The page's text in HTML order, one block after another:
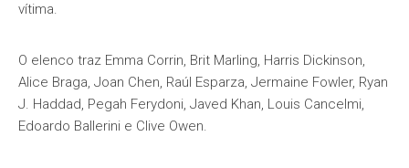
vítima.
O elenco traz Emma Corrin, Brit Marling, Harris Dickinson,
Alice Braga, Joan Chen, Raúl Esparza, Jermaine Fowler, Ryan
J. Haddad, Pegah Ferydoni, Javed Khan, Louis Cancelmi,
Edoardo Ballerini e Clive Owen.